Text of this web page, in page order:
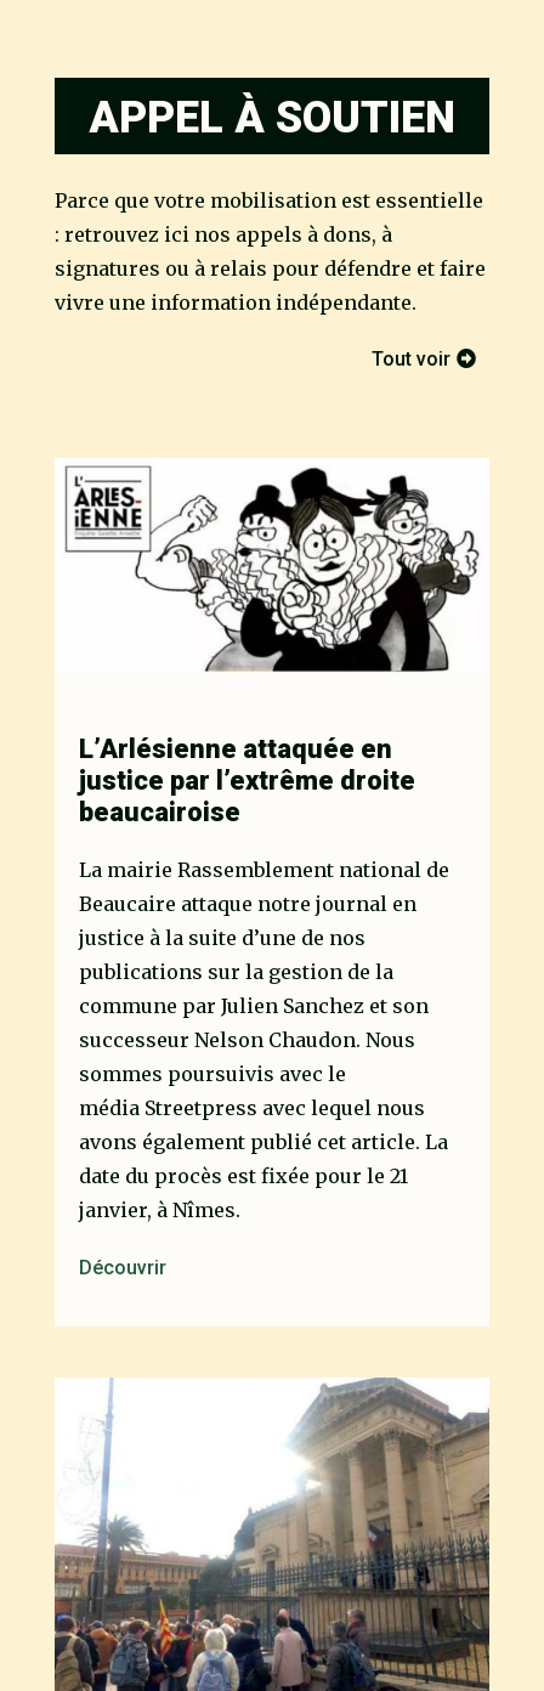
APPEL À SOUTIEN
Parce que votre mobilisation est essentielle
: retrouvez ici nos appels à dons, à
signatures ou à relais pour défendre et faire
vivre une information indépendante.
Tout voir
L’Arlésienne attaquée en
justice par l’extrême droite
beaucairoise
La mairie Rassemblement national de
Beaucaire attaque notre journal en
justice à la suite d’une de nos
publications sur la gestion de la
commune par Julien Sanchez et son
successeur Nelson Chaudon. Nous
sommes poursuivis avec le
média Streetpress avec lequel nous
avons également publié cet article. La
date du procès est fixée pour le 21
janvier, à Nîmes.
Découvrir